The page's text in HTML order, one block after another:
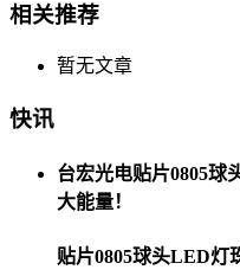
相关推荐
暂无文章
快讯
台宏光电贴片0805球
大能量！
贴片0805球头LED灯